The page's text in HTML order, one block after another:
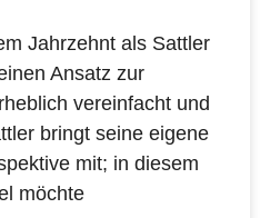
Jahrzehnt als Sattler
Ansatz zur
vereinfacht und
bringt seine eigene
mit; in diesem
möchte